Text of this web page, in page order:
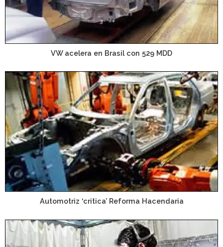
VW acelera en Brasil con 529 MDD
Automotriz ‘critica’ Reforma Hacendaria